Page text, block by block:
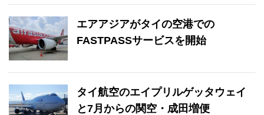
エアアジアがタイの空港での
FASTPASSサービスを開始
タイ航空のエイプリルゲッタウェイ
と7月からの関空・成田増便